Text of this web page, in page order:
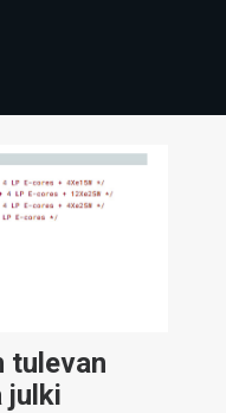
tulevan
julki